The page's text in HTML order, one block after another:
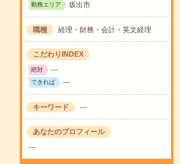
勤務エリア 坂出市
職種 経理・財務・会計・英文経理
こだわりINDEX
絶対 ---
できれば ---
キーワード ---
あなたのプロフィール
---